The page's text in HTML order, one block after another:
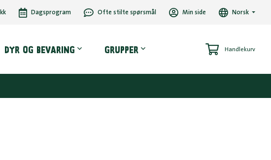
Dagsprogram Ofte stilte spørsmål Min side Norsk
DYR OG BEVARING GRUPPER Handlekurv